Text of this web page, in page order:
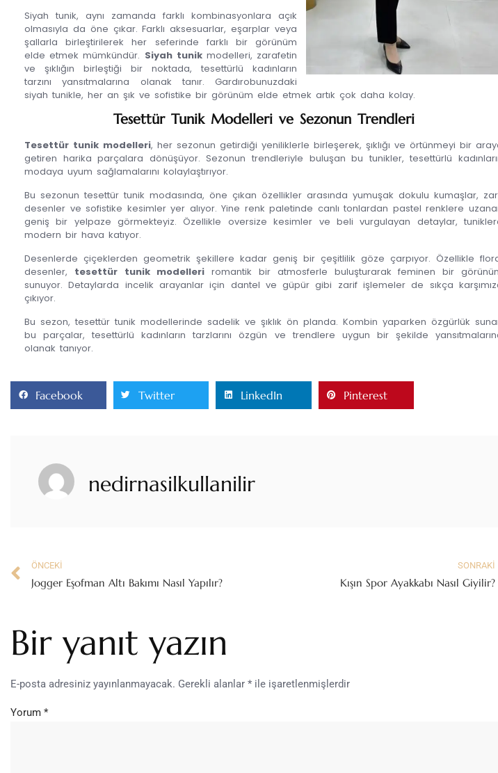
Siyah tunik, aynı zamanda farklı kombinasyonlara açık
olmasıyla da öne çıkar. Farklı aksesuarlar, eşarplar veya
şallarla birleştirilerek her seferinde farklı bir görünüm
elde etmek mümkündür. Siyah tunikmodelleri, zarafetin
ve şıklığın birleştiği bir noktada, tesettürlü kadınların
tarzını yansıtmalarına olanak tanır. Gardırobunuzdaki
siyah tunikle, her an şık ve sofistike bir görünüm elde etmek artık çok daha kolay.
Tesettür Tunik Modelleri ve Sezonun Trendleri
Tesettür tunik modelleri, her sezonun getirdiği yeniliklerle birleşerek, şıklığı ve örtünmeyi bir
getiren harika parçalara dönüşüyor. Sezonun trendleriyle buluşan bu tunikler, tesettürlü
modaya uyum sağlamalarını kolaylaştırıyor.
Bu sezonun tesettür tunik modasında, öne çıkan özellikler arasında yumuşak dokulu kumaşlar,
desenler ve sofistike kesimler yer alıyor. Yine renk paletinde canlı tonlardan pastel renklere
geniş bir yelpaze görmekteyiz. Özellikle oversize kesimler ve beli vurgulayan detaylar,
modern bir hava katıyor.
Desenlerde çiçeklerden geometrik şekillere kadar geniş bir çeşitlilik göze çarpıyor. Özellikle
desenler, tesettür tunik modelleri romantik bir atmosferle buluşturarak feminen bir
sunuyor. Detaylarda incelik arayanlar için dantel ve güpür gibi zarif işlemeler de sıkça
çıkıyor.
Bu sezon, tesettür tunik modellerinde sadelik ve şıklık ön planda. Kombin yaparken özgürlük
bu parçalar, tesettürlü kadınların tarzlarını özgün ve trendlere uygun bir şekilde
olanak tanıyor.
Facebook Twitter LinkedIn Pinterest
nedirnasilkullanilir
ÖNCEKI
Jogger Eşofman Altı Bakımı Nasıl Yapılır?
SONRAKI
Kışın Spor Ayakkabı Nasıl Giyilir?
Bir yanıt yazın
E-posta adresiniz yayınlanmayacak. Gerekli alanlar * ile işaretlenmişlerdir
Yorum *